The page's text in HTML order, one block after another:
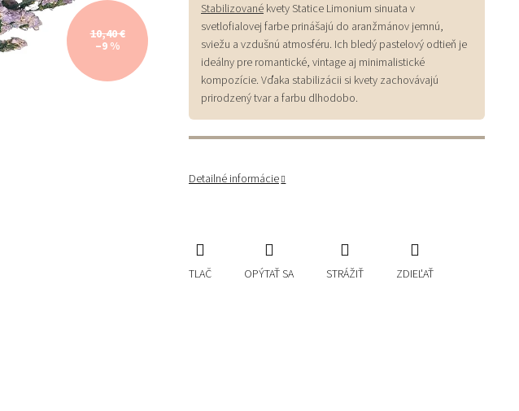
10,40 €
–9 %
Stabilizované kvety Statice Limonium sinuata v
svetlofialovej farbe prinášajú do aranžmánov jemnú,
sviežu a vzdušnú atmosféru. Ich bledý pastelový odtieň je
ideálny pre romantické, vintage aj minimalistické
kompozície. Vďaka stabilizácii si kvety zachovávajú
prirodzený tvar a farbu dlhodobo.
Detailné informácie
TLAČ OPÝTAŤ SA STRÁŽIŤ ZDIEĽAŤ